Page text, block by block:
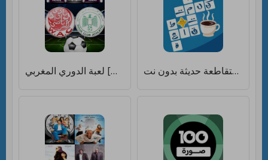
لعبة الدوري المغربي [Много монет] كلمات متقاطعة حديثة بدون نت [Мод меню]